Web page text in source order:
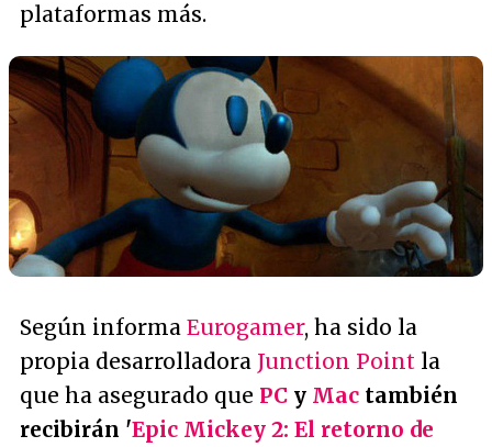
plataformas más.
Según informa Eurogamer, ha sido la
propia desarrolladora Junction Point la
que ha asegurado que PC y Mac también
recibirán 'Epic Mickey 2: El retorno de